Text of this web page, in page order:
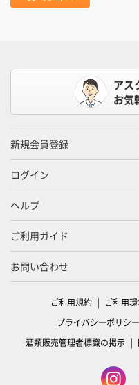
アス
お気
新規会員登録
ログイン
ヘルプ
ご利用ガイド
お問い合わせ
ご利用規約 ご利用
プライバシーポリシー
酒類販売管理者標識の掲示